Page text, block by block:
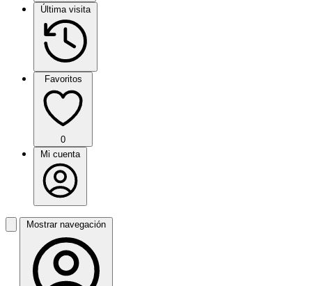
Última visita
Favoritos
0
Mi cuenta
Mostrar navegación